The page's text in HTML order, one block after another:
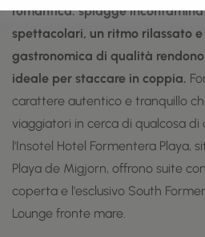
romantica: spiagge
spettacolari, un ritmo rilassato
gastronomica di qualità
ideale per staccare in coppia.
carattere autentico e tranquillo
viaggiatori in cerca di qualcosa di
l'Insotel Hotel Formentera Playa,
Playa de Migjorn, offrono suite
coperta e l'esclusivo South
Lounge fronte mare.